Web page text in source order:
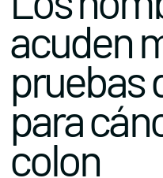
acuden
pruebas
para
colon